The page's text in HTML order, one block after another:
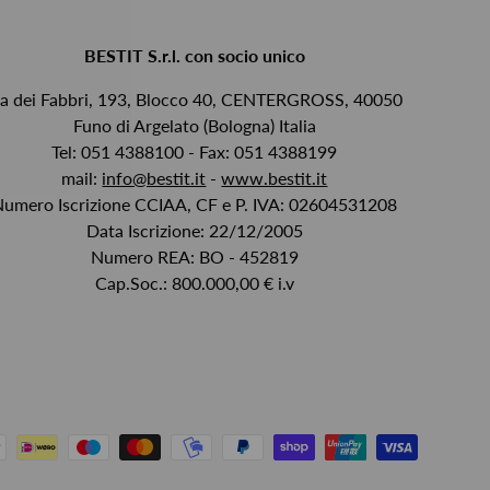
BESTIT S.r.l. con socio unico
dei Fabbri, 193, Blocco 40, CENTERGROSS, 40050
Funo di Argelato (Bologna) Italia
Tel: 051 4388100 - Fax: 051 4388199
mail: info@bestit.it -www.bestit.it
Iscrizione CCIAA, CF e P. IVA: 02604531208
Data Iscrizione: 22/12/2005
Numero REA: BO - 452819
Cap.Soc.: 800.000,00 € i.v